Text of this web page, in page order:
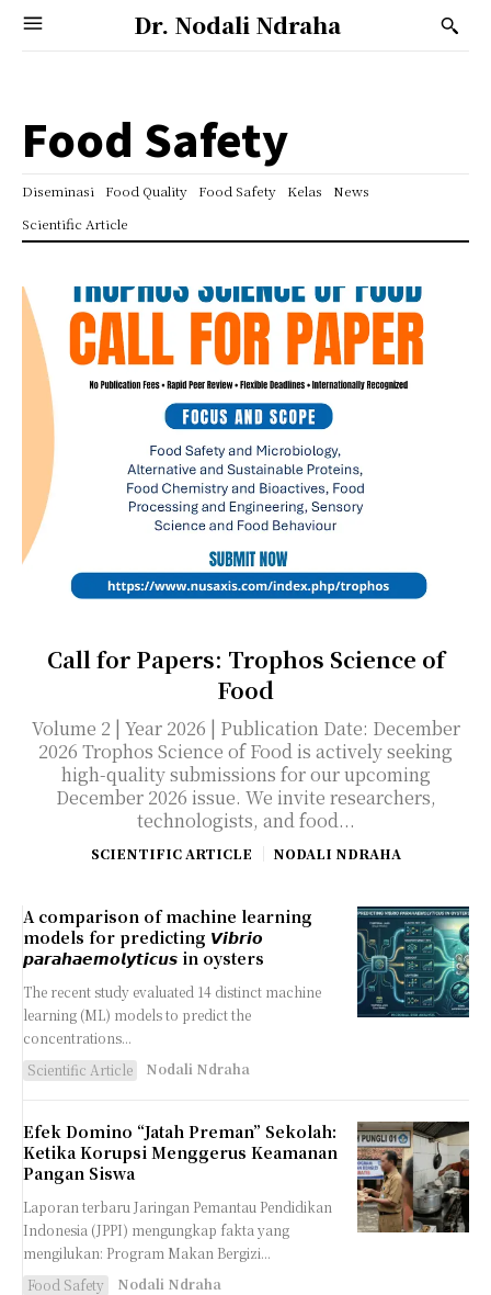
Dr. Nodali Ndraha
Food Safety
Diseminasi Food Quality Food Safety Kelas
News
Scientific Article
Call for Papers: Trophos Science of
Food
Volume 2 | Year 2026 | Publication Date: December
2026 Trophos Science of Food is actively seeking
high-quality submissions for our upcoming
December 2026 issue. We invite researchers,
technologists, and food...
SCIENTIFIC ARTICLE NODALI NDRAHA
A comparison of machine learning
models for predicting 𝙑𝙞𝙗𝙧𝙞𝙤
𝙥𝙖𝙧𝙖𝙝𝙖𝙚𝙢𝙤𝙡𝙮𝙩𝙞𝙘𝙪𝙨 in oysters
The recent study evaluated 14 distinct machine
learning (ML) models to predict the
concentrations...
Scientific Article
Nodali Ndraha
Efek Domino “Jatah Preman” Sekolah:
Ketika Korupsi Menggerus Keamanan
Pangan Siswa
Laporan terbaru Jaringan Pemantau Pendidikan
Indonesia (JPPI) mengungkap fakta yang
mengilukan: Program Makan Bergizi...
Food Safety
Nodali Ndraha